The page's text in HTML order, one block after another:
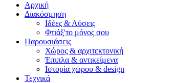
Αρχική
Διακόσμηση
Ιδέες & Λύσεις
Φτιάξ'το μόνος σου
Παρουσιάσεις
Χώρος & αρχιτεκτονική
Έπιπλα & αντικείμενα
Ιστορία χώρου & design
Τεχνικά